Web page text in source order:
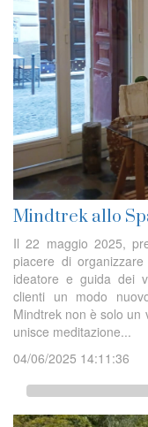
Mindtrek allo
Il 22 maggio 2025,
piacere di
ideatore e guida dei
clienti un modo
Mindtrek non è solo un
unisce meditazione...
04/06/2025 14:11:36